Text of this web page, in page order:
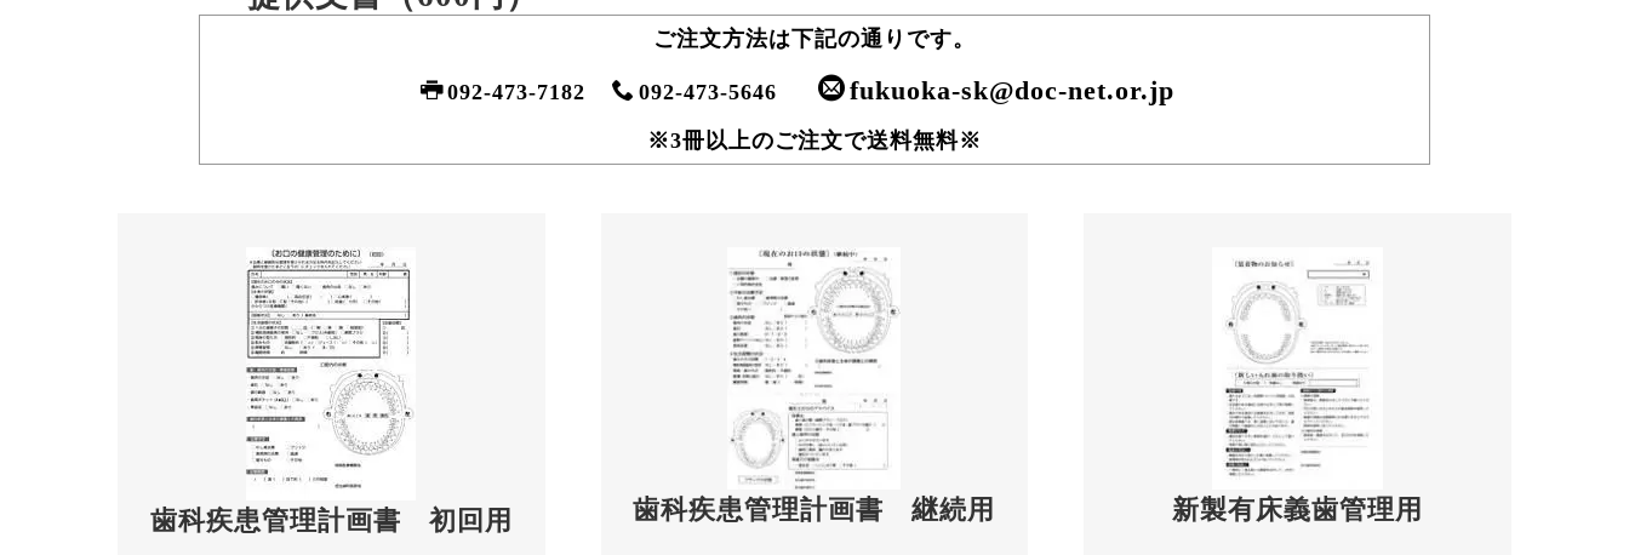
ご注文方法は下記の通りです。
092-473-7182 092-473-5646 fukuoka-sk@doc-net.or.jp
※3冊以上のご注文で送料無料※
歯科疾患管理計画書 初回用 歯科疾患管理計画書 継続用 新製有床義歯管理用